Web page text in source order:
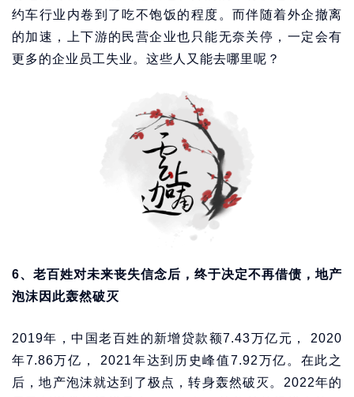
约车行业内卷到了吃不饱饭的程度。而伴随着外企撤离
的加速，上下游的民营企业也只能无奈关停，一定会有
更多的企业员工失业。这些人又能去哪里呢？
6、老百姓对未来丧失信念后，终于决定不再借债，地产
泡沫因此轰然破灭
2019年，中国老百姓的新增贷款额7.43万亿元， 2020
年7.86万亿， 2021年达到历史峰值7.92万亿。在此之
后，地产泡沫就达到了极点，转身轰然破灭。2022年的